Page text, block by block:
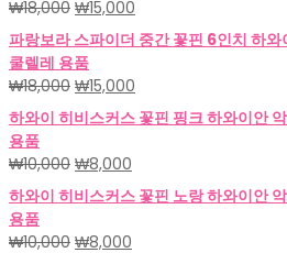
₩18,000.₩15,000.
₩18,000 원
래
가
격:
₩18,000.
₩15,000
재
가
₩15,000.
파랑보라 스파이더 중간 꽃핀 6인치 하
쿨렐레 용품
₩18,000 원
래
가
격:
₩18,000.
₩15,000
재
가
하와이 히비스커스 꽃핀 핑크 하와이안
용품
₩10,000 원
래
가
격:
₩8,000
재
가
하와이 히비스커스 꽃핀 노랑 하와이안
용품
₩10,000 원
₩8,000